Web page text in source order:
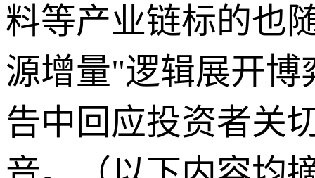
料等产业链标的也
源增量"逻辑展开
告中回应投资者关